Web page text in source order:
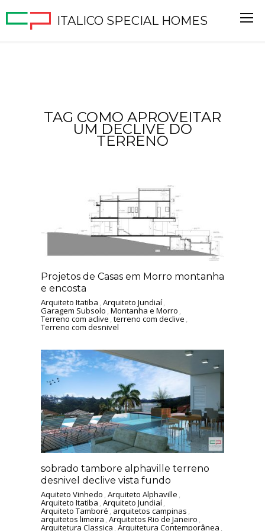
ITALICO SPECIAL HOMES
TAG COMO APROVEITAR
UM DECLIVE DO
TERRENO
Projetos de Casas em Morro montanha
e encosta
Arquiteto Itatiba , Arquiteto Jundiaí,
Garagem Subsolo , Montanha e Morro ,
Terreno com aclive , terreno com declive ,
Terreno com desnivel
sobrado tambore alphaville terreno
desnivel declive vista fundo
Aquiteto Vinhedo , Arquiteto Alphaville ,
Arquiteto Itatiba , Arquiteto Jundiaí,
Arquiteto Tamboré , arquitetos campinas ,
arquitetos limeira , Arquitetos Rio de Janeiro ,
Arquitetura Classica , Arquitetura Contemporânea ,